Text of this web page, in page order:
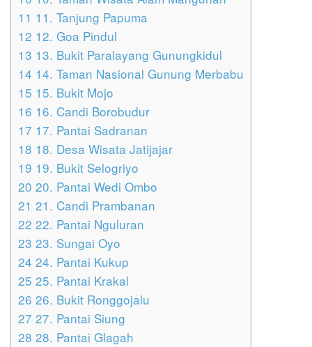
11 11. Tanjung Papuma
12 12. Goa Pindul
13 13. Bukit Paralayang Gunungkidul
14 14. Taman Nasional Gunung Merbabu
15 15. Bukit Mojo
16 16. Candi Borobudur
17 17. Pantai Sadranan
18 18. Desa Wisata Jatijajar
19 19. Bukit Selogriyo
20 20. Pantai Wedi Ombo
21 21. Candi Prambanan
22 22. Pantai Nguluran
23 23. Sungai Oyo
24 24. Pantai Kukup
25 25. Pantai Krakal
26 26. Bukit Ronggojalu
27 27. Pantai Siung
28 28. Pantai Glagah